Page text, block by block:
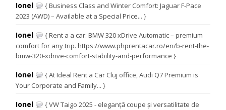
Ionel
{ Business Class and Winter Comfort: Jaguar F-Pace
2023 (AWD) – Available at a Special Price... }
Ionel
{ Rent a a car: BMW 320 xDrive Automatic – premium
comfort for any trip. https://www.phprentacar.ro/en/b-rent-the-
bmw-320-xdrive-comfort-stability-and-performance }
Ionel
{ At Ideal Rent a Car Cluj office, Audi Q7 Premium is
Your Corporate and Family... }
Ionel
{ VW Taigo 2025 - eleganță coupe și versatilitate de